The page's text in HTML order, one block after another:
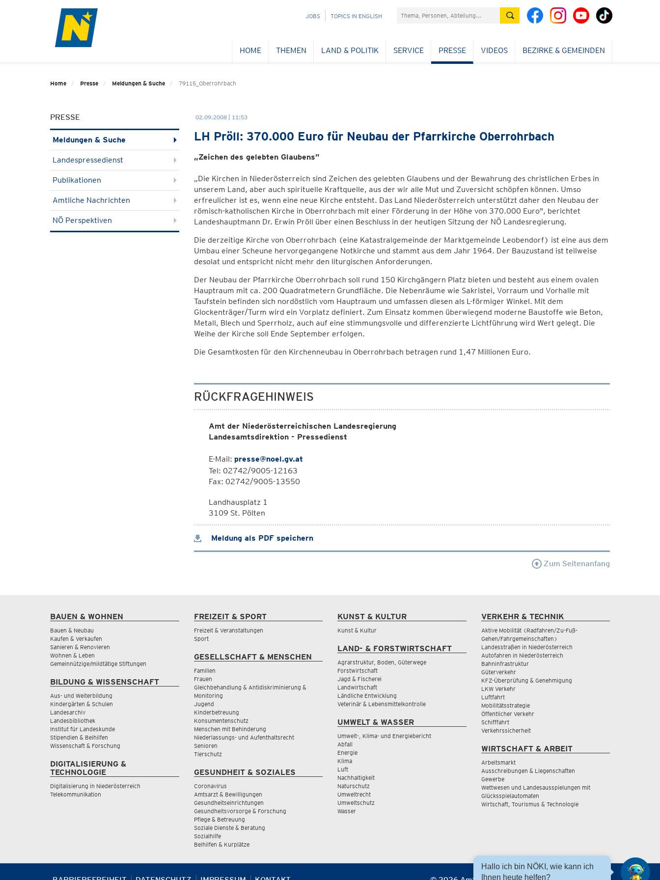
NAVIGATION
JOBS TOPICS IN ENGLISH Suchefeld
HOME THEMEN LAND & POLITIK SERVICE PRESSE VIDEOS BEZIRKE & GEMEINDEN
Home Presse Meldungen & Suche 79115_Oberrohrbach
PRESSE
Meldungen & Suche
Landespressedienst
Publikationen
Amtliche Nachrichten
NÖ Perspektiven
02.09.2008 | 11:53
LH Pröll: 370.000 Euro für Neubau der Pfarrkirche Oberrohrbach
„Zeichen des gelebten Glaubens"
„Die Kirchen in Niederösterreich sind Zeichen des gelebten Glaubens und der Bewahrung des christlichen Erbes in
unserem Land, aber auch spirituelle Kraftquelle, aus der wir alle Mut und Zuversicht schöpfen können. Umso
erfreulicher ist es, wenn eine neue Kirche entsteht. Das Land Niederösterreich unterstützt daher den Neubau der
römisch-katholischen Kirche in Oberrohrbach mit einer Förderung in der Höhe von 370.000 Euro", berichtet
Landeshauptmann Dr. Erwin Pröll über einen Beschluss in der heutigen Sitzung der NÖ Landesregierung.
Die derzeitige Kirche von Oberrohrbach (eine Katastralgemeinde der Marktgemeinde Leobendorf) ist eine aus dem
Umbau einer Scheune hervorgegangene Notkirche und stammt aus dem Jahr 1964. Der Bauzustand ist teilweise
desolat und entspricht nicht mehr den liturgischen Anforderungen.
Der Neubau der Pfarrkirche Oberrohrbach soll rund 150 Kirchgängern Platz bieten und besteht aus einem ovalen
Hauptraum mit ca. 200 Quadratmetern Grundfläche. Die Nebenräume wie Sakristei, Vorraum und Vorhalle mit
Taufstein befinden sich nordöstlich vom Hauptraum und umfassen diesen als L-förmiger Winkel. Mit dem
Glockenträger/Turm wird ein Vorplatz definiert. Zum Einsatz kommen überwiegend moderne Baustoffe wie Beton,
Metall, Blech und Sperrholz, auch auf eine stimmungsvolle und differenzierte Lichtführung wird Wert gelegt. Die
Weihe der Kirche soll Ende September erfolgen.
Die Gesamtkosten für den Kirchenneubau in Oberrohrbach betragen rund 1,47 Millionen Euro.
RÜCKFRAGEHINWEIS
Amt der Niederösterreichischen Landesregierung
Landesamtsdirektion - Pressedienst
E-Mail: presse@noel.gv.at
Tel: 02742/9005-12163
Fax: 02742/9005-13550
Landhausplatz 1
3109 St. Pölten
Meldung als PDF speichern
Zum Seitenanfang
BAUEN & WOHNEN
Bauen & Neubau
Kaufen & Verkaufen
Sanieren & Renovieren
Wohnen & Leben
Gemeinnützige/mildtätige Stiftungen
BILDUNG & WISSENSCHAFT
Aus- und Weiterbildung
Kindergärten & Schulen
Landesarchiv
Landesbibliothek
Institut für Landeskunde
Stipendien & Beihilfen
Wissenschaft & Forschung
DIGITALISIERUNG &
TECHNOLOGIE
Digitalisierung in Niederösterreich
Telekommunikation
FREIZEIT & SPORT
Freizeit & Veranstaltungen
Sport
GESELLSCHAFT & MENSCHEN
Familien
Frauen
Gleichbehandlung & Antidiskriminierung &
Monitoring
Jugend
Kinderbetreuung
Konsumentenschutz
Menschen mit Behinderung
Niederlassungs- und Aufenthaltsrecht
Senioren
Tierschutz
GESUNDHEIT & SOZIALES
Coronavirus
Amtsarzt & Bewilligungen
Gesundheitseinrichtungen
Gesundheitsvorsorge & Forschung
Pflege & Betreuung
Soziale Dienste & Beratung
Sozialhilfe
Beihilfen & Kurplätze
KUNST & KULTUR
Kunst & Kultur
LAND- & FORSTWIRTSCHAFT
Agrarstruktur, Boden, Güterwege
Forstwirtschaft
Jagd & Fischerei
Landwirtschaft
Ländliche Entwicklung
Veterinär & Lebensmittelkontrolle
UMWELT & WASSER
Umwelt-, Klima- und Energiebericht
Abfall
Energie
Klima
Luft
Nachhaltigkeit
Naturschutz
Umweltrecht
Umweltschutz
Wasser
VERKEHR & TECHNIK
Aktive Mobilität (Radfahren/Zu-Fuß-
Gehen/Fahrgemeinschaften)
Landesstraßen in Niederösterreich
Autofahren in Niederösterreich
Bahninfrastruktur
Güterverkehr
KFZ-Überprüfung & Genehmigung
LKW Verkehr
Luftfahrt
Mobilitätsstrategie
Öffentlicher Verkehr
Schifffahrt
Verkehrssicherheit
WIRTSCHAFT & ARBEIT
Arbeitsmarkt
Ausschreibungen & Liegenschaften
Gewerbe
Wettwesen und Landesausspielungen mit
Glücksspielautomaten
Wirtschaft, Tourismus & Technologie
Hallo ich bin NÖKI, wie kann ich
Ihnen heute helfen?